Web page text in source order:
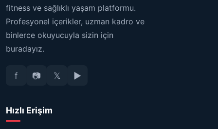
fitness ve sağlıklı yaşam platformu.
Profesyonel içerikler, uzman kadro ve
binlerce okuyucuyla sizin için
buradayız.
f 📷 𝕏 ▶
Hızlı Erişim